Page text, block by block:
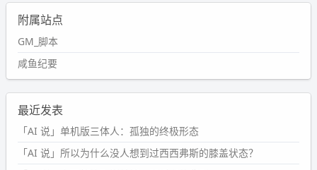
附属站点
GM_脚本
咸鱼纪要
最近发表
「AI 说」单机版三体人：孤独的终极形态
「AI 说」所以为什么没人想到过西西弗斯的膝盖状态？